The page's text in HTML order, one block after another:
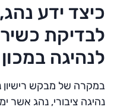
כיצד ידע
לבדיקת
לנהיגה
במקרה של מבקש רישיון
נהיגה ציבורי, נהג אשר